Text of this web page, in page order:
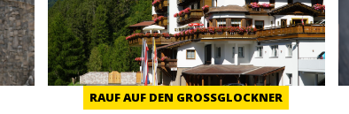
RAUF AUF DEN GROSSGLOCKNER